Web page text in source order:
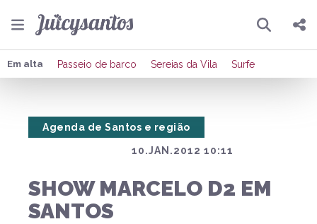
Pesquisar
Compartilhar
Publicar no X
Em alta Passeio de barco Sereias da Vila Surfe
10.JAN.2012 10:11
Agenda de Santos e região
SHOW MARCELO D2 EM
SANTOS